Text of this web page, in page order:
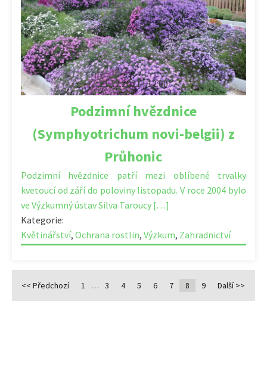
21.12.2021 | 12:00
Podzimní hvězdnice
(Symphyotrichum novi-belgii) z
Průhonic
Podzimní hvězdnice patří mezi oblíbené trvalky
kvetoucí od září do poloviny listopadu. V roce 2004 bylo
ve Výzkumný ústav Silva Taroucy […]
Kategorie:
Květinářství, Ochrana rostlin, Výzkum, Zahradnictví
<< Předchozí 1 … 3 4 5 6 7 8 9 Další >>